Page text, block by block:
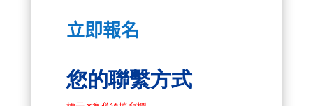
立即報名
您的聯繫方式